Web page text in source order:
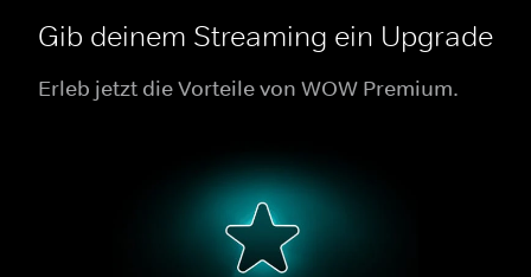
Gib deinem Streaming ein Upgrade
Erleb jetzt die Vorteile von WOW Premium.